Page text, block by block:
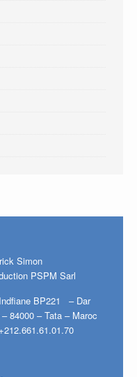
Simon
PSPM Sarl
BP221 – Dar
84000 – Tata – Maroc